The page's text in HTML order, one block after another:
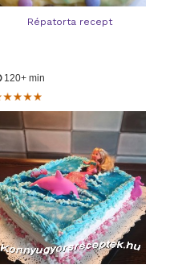
Répatorta recept
120+ min